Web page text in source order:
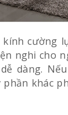
kính cường
nghi cho
dàng.
khác